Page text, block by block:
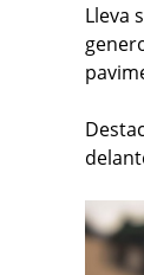
Lleva